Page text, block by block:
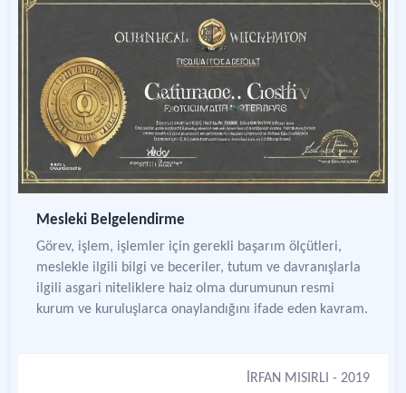
Mesleki Belgelendirme
Görev, işlem, işlemler için gerekli başarım ölçütleri,
meslekle ilgili bilgi ve beceriler, tutum ve davranışlarla
ilgili asgari niteliklere haiz olma durumunun resmi
kurum ve kuruluşlarca onaylandığını ifade eden kavram.
İRFAN MISIRLI - 2019